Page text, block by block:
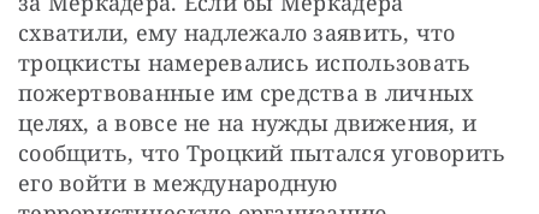
схватили, ему надлежало заявить, что
троцкисты намеревались использовать
пожертвованные им средства в личных
целях, а вовсе не на нужды движения, и
сообщить, что Троцкий пытался уговорить
его войти в международную